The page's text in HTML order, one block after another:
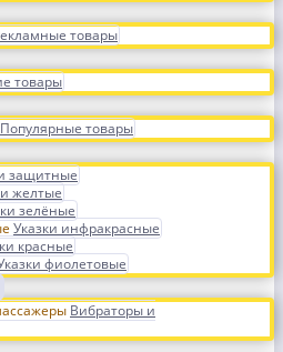
товары
товары
Популярные товары
защитные
желтые
зелёные
Указки инфракрасные
красные
фиолетовые
Вибраторы и